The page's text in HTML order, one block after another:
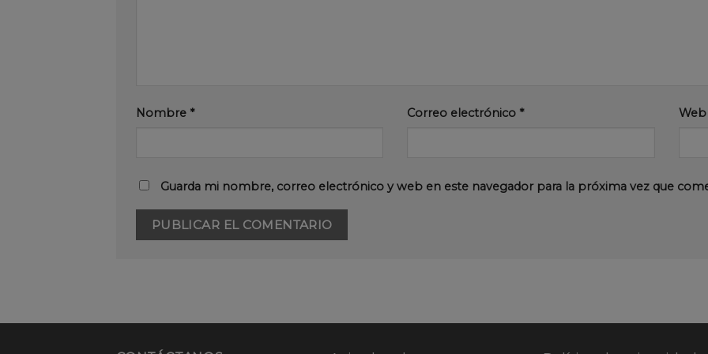
Nombre * Correo electrónico * Web
Guarda mi nombre, correo electrónico y web en este navegador para la próxima vez que